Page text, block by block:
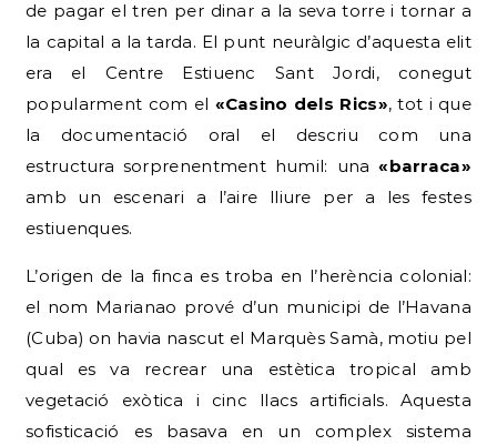
de pagar el tren per dinar a la seva torre i tornar a
la capital a la tarda. El punt neuràlgic d’aquesta elit
era el Centre Estiuenc Sant Jordi, conegut
popularment com el «Casino dels Rics», tot i que
la documentació oral el descriu com una
estructura sorprenentment humil: una«barraca»
amb un escenari a l’aire lliure per a les festes
estiuenques.
L’origen de la finca es troba en l’herència colonial:
el nom Marianao prové d’un municipi de l’Havana
(Cuba) on havia nascut el Marquès Samà, motiu pel
qual es va recrear una estètica tropical amb
vegetació exòtica i cinc llacs artificials. Aquesta
sofisticació es basava en un complex sistema